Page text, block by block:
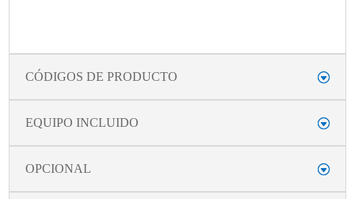
CÓDIGOS DE PRODUCTO
EQUIPO INCLUIDO
OPCIONAL